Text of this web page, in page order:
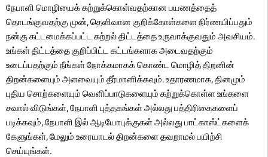
நேபாளி மொழியைக் கற்றுக்கொள்வதற்கான பயணத்தைத்
தொடங்குவதற்கு முன், தெளிவான குறிக்கோள்களை நிர்ணயிப்பதும்
நன்கு கட்டமைக்கப்பட்ட கற்றல் திட்டத்தை உருவாக்குவதும் அவசியம்.
உங்கள் திட்டத்தை குறிப்பிட்ட கட்டங்களாக அடைவதற்கும்
உடைப்பதற்கும் நீங்கள் நோக்கமாகக் கொண்ட மொழித் திறனின்
திறன்களையும் அளவையும் தீர்மானிக்கவும். உதாரணமாக, தினமும்
புதிய சொற்களையும் வெளிப்பாடுகளையும் கற்றுக்கொள்ள உங்களை
சவால் விடுங்கள், நேபாளி புத்தகங்கள் அல்லது பத்திரிகைகளைப்
படிக்கவும், நேபாளி இல் ஆடியோபுக்குகள் அல்லது பாட்காஸ்ட்களைக்
கேளுங்கள், மேலும் உரையாடல் திறன்களை தவறாமல் பயிற்சி
செய்யுங்கள்.